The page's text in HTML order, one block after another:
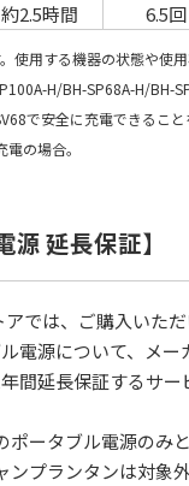
約2.5時間 6.5回
使用する機器の状態や使用
H/BH-SP68A-H/BH-
で安全に充電できること
の場合。
源 延⻑保証】
アでは、ご購入いた
電源について、メー
間延⻑保証するサ
ータブル電源のみ
プランタンは対象外